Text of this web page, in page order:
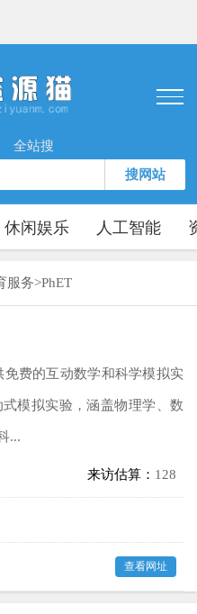
全站搜
搜网站
休闲娱乐 人工智能
服务>PhET
免费的互动数学和科学模拟实
模拟实验，涵盖物理学、数
...
来访估算： 128
查看网址